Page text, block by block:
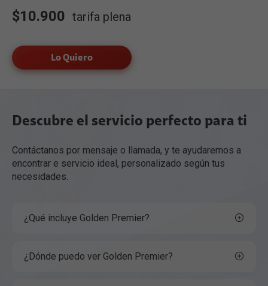
$10.900 tarifa plena
Lo Quiero
Descubre el servicio perfecto para ti
Contáctanos por mensaje o llamada, y te ayudaremos a
encontrar e servicio ideal, personalizado según tus
necesidades.
¿Qué incluye Golden Premier?
¿Dónde puedo ver Golden Premier?